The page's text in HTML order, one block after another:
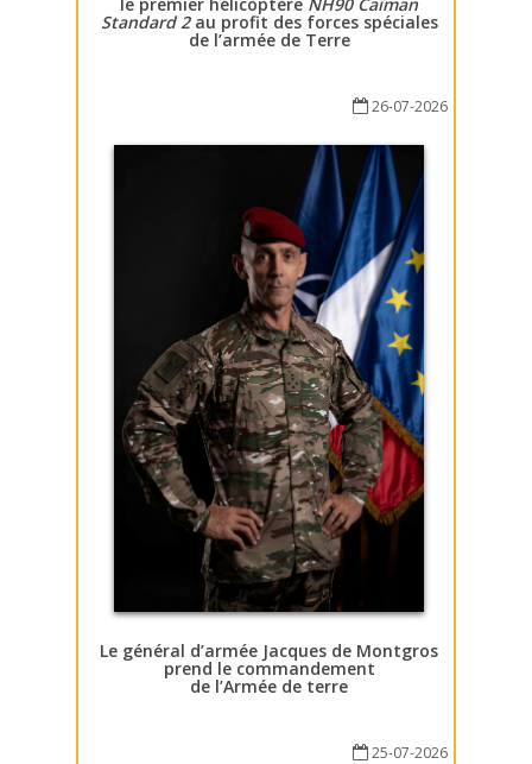
Standard 2au profit des forces spéciales
de l’armée de Terre
26-07-2026
Le général d’armée Jacques de Montgros
prend le commandement
de l’Armée de terre
25-07-2026